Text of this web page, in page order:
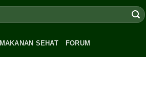
MAKANAN SEHAT FORUM